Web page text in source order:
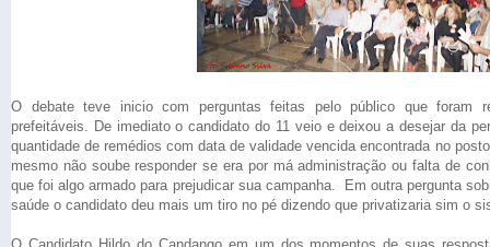
O debate teve inicio com perguntas feitas pelo público que foram
prefeitáveis. De imediato o candidato do 11 veio e deixou a desejar da
quantidade de remédios com data de validade vencida encontrada no
mesmo não soube responder se era por má administração ou falta de
que foi algo armado para prejudicar sua campanha. Em outra pergunta
saúde o candidato deu mais um tiro no pé dizendo que privatizaria sim o
O Candidato Hildo do Candango em um dos momentos de suas